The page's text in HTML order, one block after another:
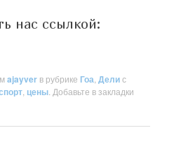
нас ссылкой:
ajayver в рубрикеГоа,Делис
, цены. Добавьте в закладки